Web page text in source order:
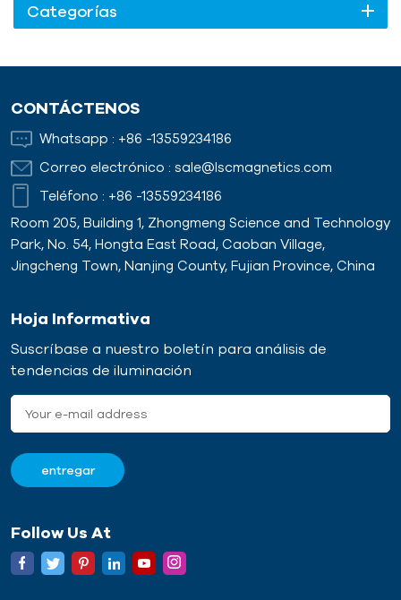
Categorías
CONTÁCTENOS
Whatsapp : +86 -13559234186
Correo electrónico : sale@lscmagnetics.com
Teléfono : +86 -13559234186
Room 205, Building 1, Zhongmeng Science and Technology
Park, No. 54, Hongta East Road, Caoban Village,
Jingcheng Town, Nanjing County, Fujian Province, China
Hoja Informativa
Suscríbase a nuestro boletín para análisis de
tendencias de iluminación
Follow Us At